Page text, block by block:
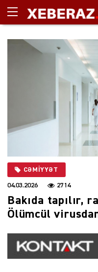
CƏMIYYƏT
04.03.2026 2714
Bakıda tapılır,
Ölümcül